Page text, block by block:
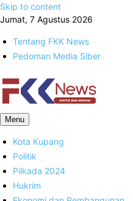
Skip to content
Jumat, 7 Agustus 2026
Tentang FKK News
Pedoman Media Siber
FKK News
Menu
Kota Kupang
Politik
Pilkada 2024
Hukrim